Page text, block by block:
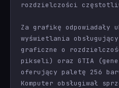
rozdzielczości
Za grafikę odpowiadały
wyświetlania
graficzne o
pikseli) oraz GTIA
oferujący paletę 256
Komputer obsługiwał